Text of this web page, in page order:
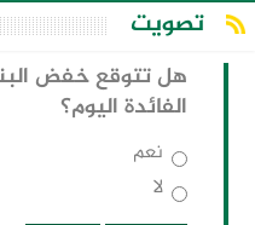
تصويت
هل تتوقع خفض
الفائدة اليوم؟
نعم
لا